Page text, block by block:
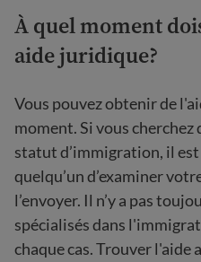
À quel moment
aide juridique?
Vous pouvez obtenir de
moment. Si vous cherchez
statut d’immigration, il
quelqu’un d’examiner
l’envoyer. Il n’y a pas
spécialisés dans
chaque cas. Trouver